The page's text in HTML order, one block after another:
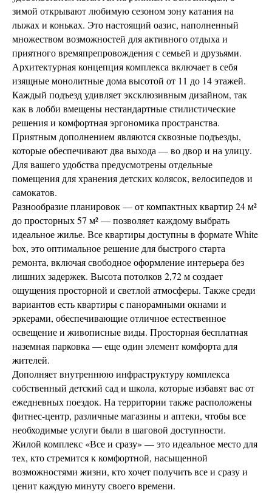
зимой открывают любимую сезоном зону катания на
лыжах и коньках. Это настоящий оазис, наполненный
множеством возможностей для активного отдыха и
приятного времяпрепровождения с семьей и друзьями.
Архитектурная концепция комплекса включает в себя
изящные монолитные дома высотой от 11 до 14 этажей.
Каждый подъезд удивляет эксклюзивным дизайном, так
как в лобби вмещены нестандартные стилистические
решения и комфортная эргономика пространства.
Приятным дополнением являются сквозные подъезды,
которые обеспечивают два выхода — во двор и на улицу.
Для вашего удобства предусмотрены отдельные
помещения для хранения детских колясок, велосипедов и
самокатов.
Разнообразие планировок — от компактных квартир 24 м²
до просторных 57 м² — позволяет каждому выбрать
идеальное жилье. Все квартиры доступны в формате White
box, это оптимальное решение для быстрого старта
ремонта, включая свободное оформление интерьера без
лишних задержек. Высота потолков 2,72 м создает
ощущения просторной и светлой атмосферы. Также среди
вариантов есть квартиры с панорамными окнами и
эркерами, обеспечивающие отличное естественное
освещение и живописные виды. Просторная бесплатная
наземная парковка — еще один элемент комфорта для
жителей.
Дополняет внутреннюю инфраструктуру комплекса
собственный детский сад и школа, которые избавят вас от
ежедневных поездок. На территории также расположены
фитнес-центр, различные магазины и аптеки, чтобы все
необходимые услуги были в шаговой доступности.
Жилой комплекс «Все и сразу» — это идеальное место для
тех, кто стремится к комфортной, насыщенной
возможностями жизни, кто хочет получить все и сразу и
ценит каждую минуту своего времени.